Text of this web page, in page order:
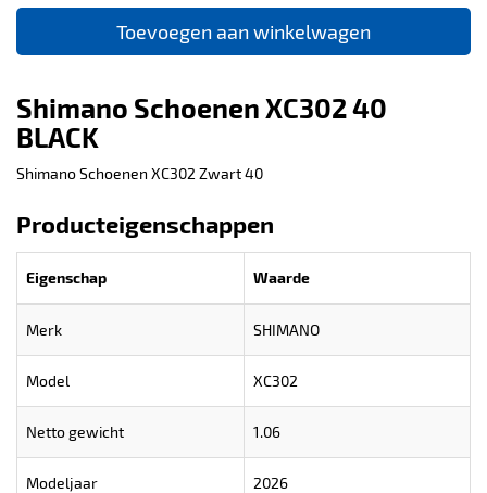
Toevoegen aan winkelwagen
Shimano Schoenen XC302 40
BLACK
Shimano Schoenen XC302 Zwart 40
Producteigenschappen
Eigenschap Waarde
Merk SHIMANO
Model XC302
Netto gewicht 1.06
Modeljaar 2026